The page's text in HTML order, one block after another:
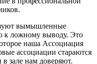
вымышленные
к ложному выводу. Это
наша Ассоциация
ассоциации стараются
зале нам доверяют.